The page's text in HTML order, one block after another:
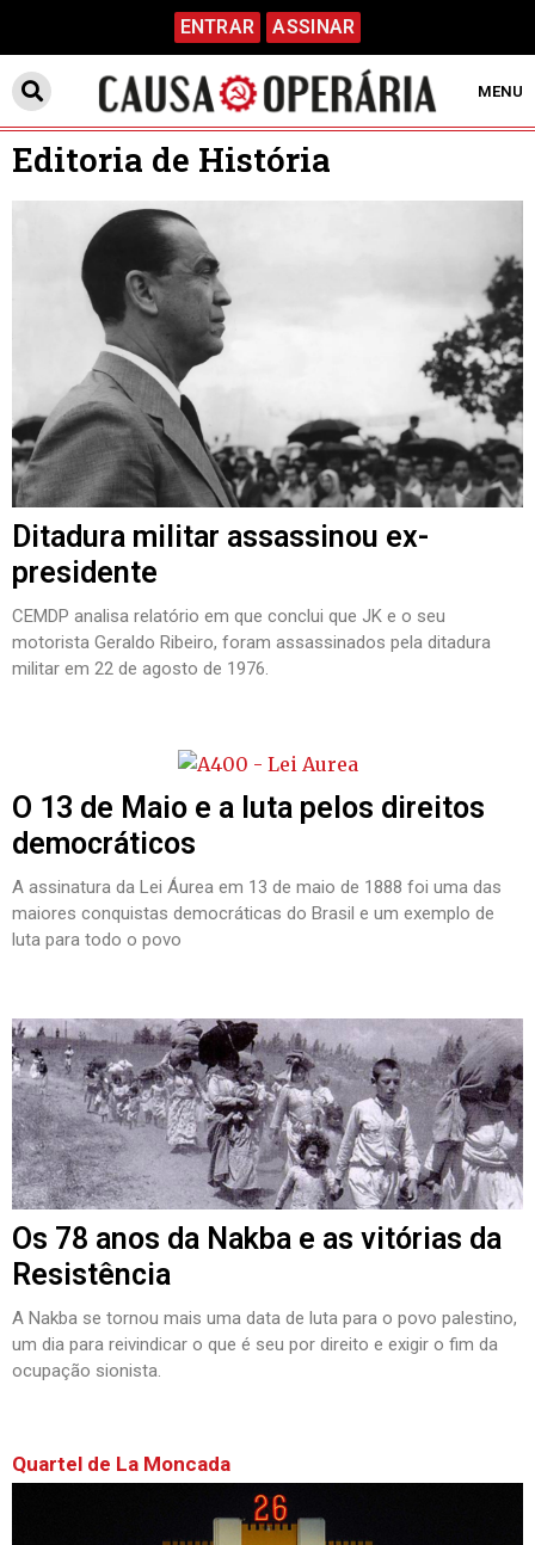
ENTRAR ASSINAR
MENU
Editoria de História
Ditadura militar assassinou ex-
presidente
CEMDP analisa relatório em que conclui que JK e o seu
motorista Geraldo Ribeiro, foram assassinados pela ditadura
militar em 22 de agosto de 1976.
O 13 de Maio e a luta pelos direitos
democráticos
A assinatura da Lei Áurea em 13 de maio de 1888 foi uma das
maiores conquistas democráticas do Brasil e um exemplo de
luta para todo o povo
Os 78 anos da Nakba e as vitórias da
Resistência
A Nakba se tornou mais uma data de luta para o povo palestino,
um dia para reivindicar o que é seu por direito e exigir o fim da
ocupação sionista.
Quartel de La Moncada